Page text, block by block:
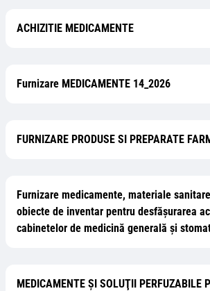
ACHIZITIE MEDICAMENTE
Furnizare MEDICAMENTE 14_2026
FURNIZARE PRODUSE SI PREPARATE
Furnizare medicamente, materiale
obiecte de inventar pentru desfășurarea
cabinetelor de medicină generală și
MEDICAMENTE ŞI SOLUŢII PERFUZABILE